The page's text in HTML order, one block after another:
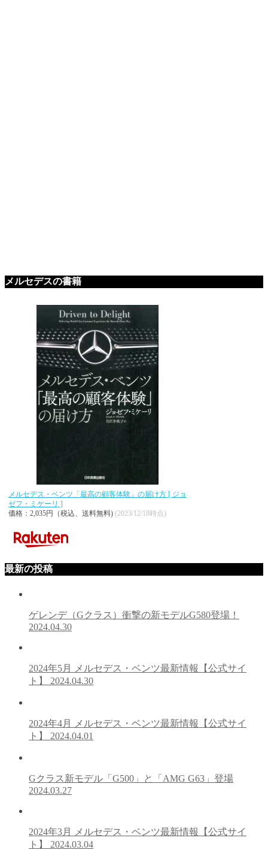
メルセデスの書籍
メルセデス・ベンツ「最高の顧客体験」の届け方 [ ジョ
ゼフ・ミケーリ ]
価格：2,035円（税込、送料無料) (2023/12/18時点)
最新の投稿
ゲレンデ（Gクラス）衝撃の新モデルG580登場！
2024.04.30
2024年5月 メルセデス・ベンツ最新情報【公式サイ
ト】 2024.04.30
2024年4月 メルセデス・ベンツ最新情報【公式サイ
ト】 2024.04.01
Gクラス新モデル「G500」と「AMG G63」登場
2024.03.27
2024年3月 メルセデス・ベンツ最新情報【公式サイ
ト】 2024.03.04